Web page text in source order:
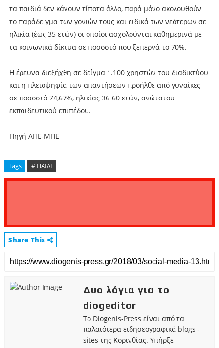
τα παιδιά δεν κάνουν τίποτα άλλο, παρά μόνο ακολουθούν
το παράδειγμα των γονιών τους και ειδικά των νεότερων σε
ηλικία (έως 35 ετών) οι οποίοι ασχολούνται καθημερινά με
τα κοινωνικά δίκτυα σε ποσοστό που ξεπερνά το 70%.
Η έρευνα διεξήχθη σε δείγμα 1.100 χρηστών του διαδικτύου
και η πλειοψηφία των απαντήσεων προήλθε από γυναίκες
σε ποσοστό 74,67%, ηλικίας 36-60 ετών, ανώτατου
εκπαιδευτικού επιπέδου.
Πηγή ΑΠΕ-ΜΠΕ
Tags # ΠΑΙΔΙ
Share This
Δυο λόγια για το
diogeditor
Το Diogenis-Press είναι από τα
παλαιότερα ειδησεογραφικά blogs -
sites της Κορινθίας. Υπήρξε